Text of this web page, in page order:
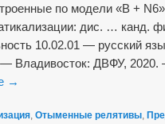
по модели «В +
дис. … канд.
10.02.01 — русский
— Владивосток: ДВФУ, 2020.
→
, Отыменные релятивы,